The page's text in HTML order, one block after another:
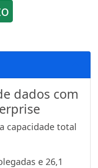
dados com
capacidade total
e 26,1